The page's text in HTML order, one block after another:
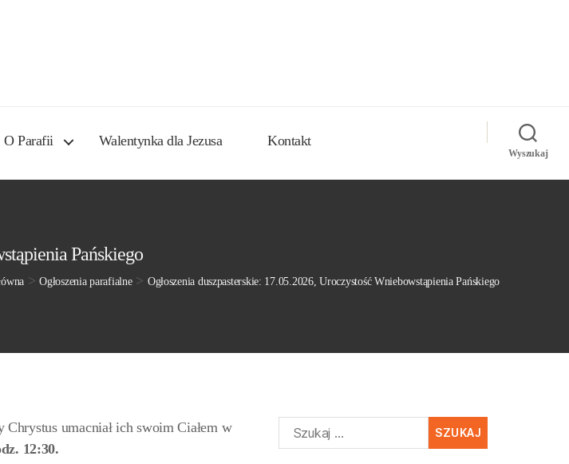
O Parafii Walentynka dla Jezusa Kontakt
Wyszukaj
Pańskiego
>Ogłoszenia parafialne> Ogłoszenia duszpasterskie: 17.05.2026, Uroczystość Wniebowstąpienia Pańskiego
umacniał ich swoim Ciałem w
12:30.
Szukaj: